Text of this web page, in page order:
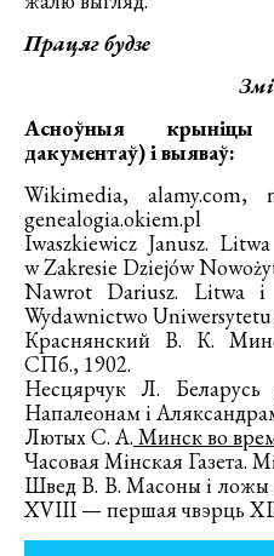
Працяг будзе
Асноўныя крыніцы
дакументаў) і выяваў:
Wikimedia, alamy.com,
genealogia.okiem.pl
Iwaszkiewicz Janusz.
w Zakresie Dziejów
Nawrot Dariusz. Litwa
Wydawnictwo Uniwersytetu
Краснянский В. К.
СПб., 1902.
Несцярчук Л.
Напалеонам і
ЛютыхС. А. Минскво
Часовая Мінская Газета.
ШведВ. В. Масоныі ложы
ХVІІІ — першая чвэрць